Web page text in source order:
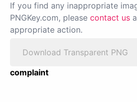
If you find any inappropriate
PNGKey.com, please contact us
appropriate action.
Download Transparent PNG
complaint